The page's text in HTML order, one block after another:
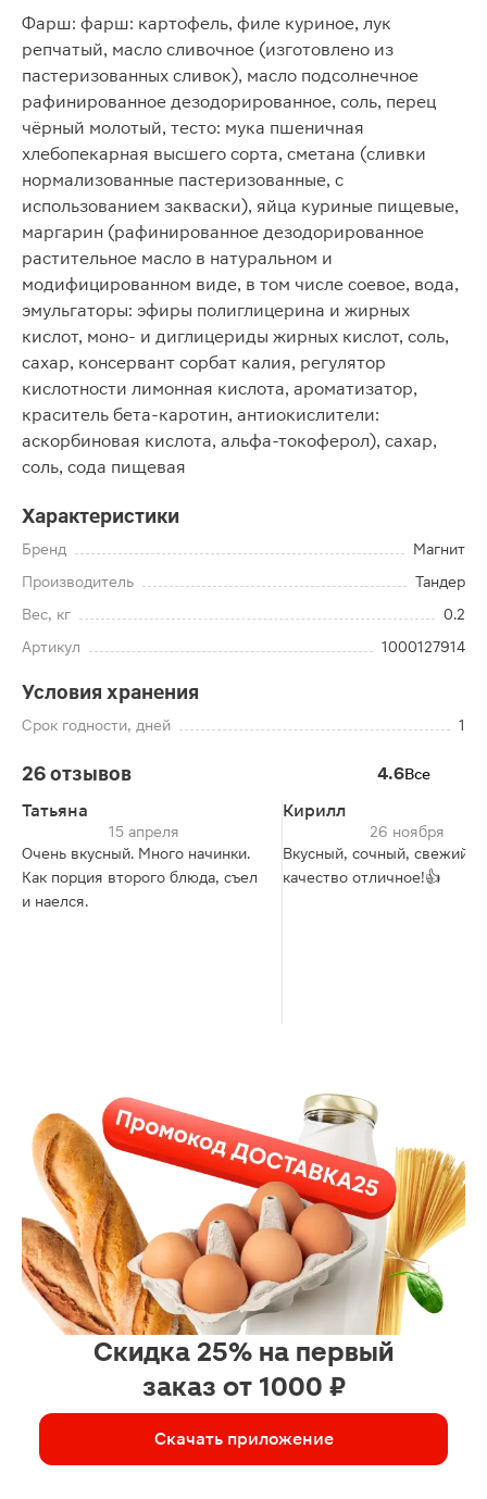
Фарш: фарш: картофель, филе куриное, лук
репчатый, масло сливочное (изготовлено из
пастеризованных сливок), масло подсолнечное
рафинированное дезодорированное, соль, перец
чёрный молотый, тесто: мука пшеничная
хлебопекарная высшего сорта, сметана (сливки
нормализованные пастеризованные, с
использованием закваски), яйца куриные пищевые,
маргарин (рафинированное дезодорированное
растительное масло в натуральном и
модифицированном виде, в том числе соевое, вода,
эмульгаторы: эфиры полиглицерина и жирных
кислот, моно- и диглицериды жирных кислот, соль,
сахар, консервант сорбат калия, регулятор
кислотности лимонная кислота, ароматизатор,
краситель бета-каротин, антиокислители:
аскорбиновая кислота, альфа-токоферол), сахар,
соль, сода пищевая
Характеристики
Бренд
Магнит
Производитель
Тандер
Вес, кг
0.2
Артикул
1000127914
Условия хранения
Срок годности, дней 1
26 отзывов 4.6Все
Татьяна
15 апреля
Очень вкусный. Много начинки.
Как порция второго блюда, съел
и наелся.
Кирилл
26 ноября
Вкусный, сочный, свежий,
качество отличное!👍
Скидка 25% на первый
заказ от 1000 ₽
Скачать приложение